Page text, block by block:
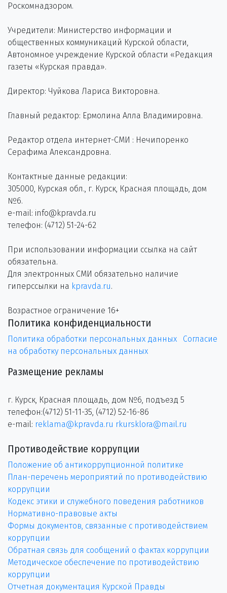
Роскомнадзором.
Учредители: Министерство информации и
общественных коммуникаций Курской области,
Автономное учреждение Курской области «Редакция
газеты «Курская правда».
Директор: Чуйкова Лариса Викторовна.
Главный редактор: Ермолина Алла Владимировна.
Редактор отдела интернет-СМИ : Нечипоренко
Серафима Александровна.
Контактные данные редакции:
305000, Курская обл., г. Курск, Красная площадь, дом
№6.
e-mail: info@kpravda.ru
телефон: (4712) 51-24-62
При использовании информации ссылка на сайт
обязательна.
Для электронных СМИ обязательно наличие
гиперссылки на kpravda.ru.
Возрастное ограничение 16+
Политика конфиденциальности
Политика обработки персональных данных
Согласие
на обработку персональных данных
Размещение рекламы
г. Курск, Красная площадь, дом №6, подъезд 5
телефон:(4712) 51-11-35, (4712) 52-16-86
e-mail: reklama@kpravda.ru rkursklora@mail.ru
Противодействие коррупции
Положение об антикоррупционной политике
План-перечень мероприятий по противодействию
коррупции
Кодекс этики и служебного поведения работников
Нормативно-правовые акты
Формы документов, связанные с противодействием
коррупции
Обратная связь для сообщений о фактах коррупции
Методическое обеспечение по противодействию
коррупции
Отчетная документация Курской Правды